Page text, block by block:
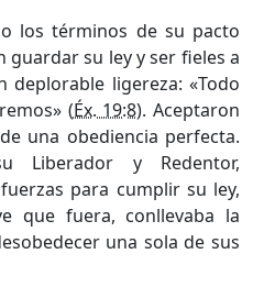
los términos de su pacto
guardar su ley y ser fieles a
ligereza: «Todo
(Éx. 19:8). Aceptaron
una obediencia perfecta.
Liberador y Redentor,
para cumplir su ley,
que fuera, conllevaba la
una sola de sus